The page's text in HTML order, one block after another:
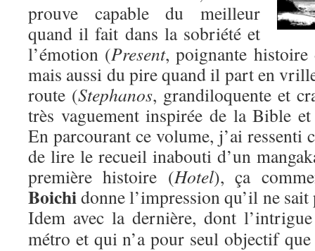
prouve capable du meilleur
quand il fait dans la sobriété et
l’émotion (Present, poignante
mais aussi du pire quand il part en
route (Stephanos, grandiloquente et
très vaguement inspirée de la Bible
En parcourant ce volume, j’ai ressenti
de lire le recueil inabouti d’un
première histoire (Hotel), ça
Boichidonne l’impression qu’il ne
Idem avec la dernière, dont
métro et qui n’a pour seul objectif